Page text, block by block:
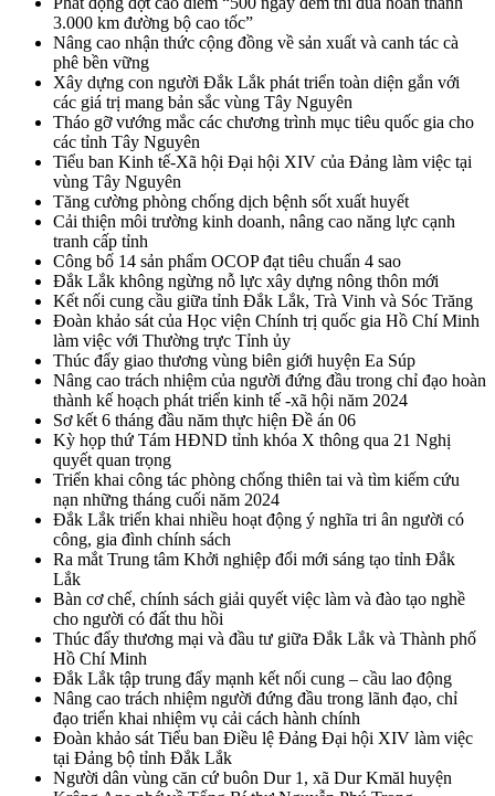
3.000 km đường bộ cao tốc”
Nâng cao nhận thức cộng đồng về sản xuất và canh tác cà
phê bền vững
Xây dựng con người Đắk Lắk phát triển toàn diện gắn với
các giá trị mang bản sắc vùng Tây Nguyên
Tháo gỡ vướng mắc các chương trình mục tiêu quốc gia cho
các tỉnh Tây Nguyên
Tiểu ban Kinh tế-Xã hội Đại hội XIV của Đảng làm việc tại
vùng Tây Nguyên
Tăng cường phòng chống dịch bệnh sốt xuất huyết
Cải thiện môi trường kinh doanh, nâng cao năng lực cạnh
tranh cấp tỉnh
Công bố 14 sản phẩm OCOP đạt tiêu chuẩn 4 sao
Đắk Lắk không ngừng nỗ lực xây dựng nông thôn mới
Kết nối cung cầu giữa tỉnh Đắk Lắk, Trà Vinh và Sóc Trăng
Đoàn khảo sát của Học viện Chính trị quốc gia Hồ Chí Minh
làm việc với Thường trực Tỉnh ủy
Thúc đẩy giao thương vùng biên giới huyện Ea Súp
Nâng cao trách nhiệm của người đứng đầu trong chỉ đạo hoàn
thành kế hoạch phát triển kinh tế -xã hội năm 2024
Sơ kết 6 tháng đầu năm thực hiện Đề án 06
Kỳ họp thứ Tám HĐND tỉnh khóa X thông qua 21 Nghị
quyết quan trọng
Triển khai công tác phòng chống thiên tai và tìm kiếm cứu
nạn những tháng cuối năm 2024
Đắk Lắk triển khai nhiều hoạt động ý nghĩa tri ân người có
công, gia đình chính sách
Ra mắt Trung tâm Khởi nghiệp đổi mới sáng tạo tỉnh Đắk
Lắk
Bàn cơ chế, chính sách giải quyết việc làm và đào tạo nghề
cho người có đất thu hồi
Thúc đẩy thương mại và đầu tư giữa Đắk Lắk và Thành phố
Hồ Chí Minh
Đắk Lắk tập trung đẩy mạnh kết nối cung – cầu lao động
Nâng cao trách nhiệm người đứng đầu trong lãnh đạo, chỉ
đạo triển khai nhiệm vụ cải cách hành chính
Đoàn khảo sát Tiểu ban Điều lệ Đảng Đại hội XIV làm việc
tại Đảng bộ tỉnh Đắk Lắk
Người dân vùng căn cứ buôn Dur 1, xã Dur Kmăl huyện